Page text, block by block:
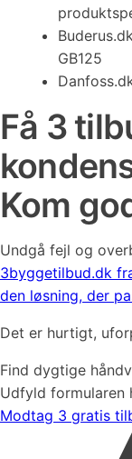
GB125
Få 3
Kom
Undgå fejl og
3byggetilbud.dk
den løsning, der
Det er hurtigt,
Find dygtige
Udfyld formularen
Modtag 3 gratis